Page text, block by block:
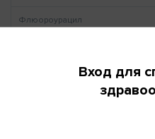
Флюороурацил
Дополнительная
Вход для